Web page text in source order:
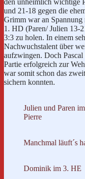
und 21-18 gegen die
Grimm war an Spannung
1. HD (Paren/ Julien 13-
3:3 zu holen. In einem
Nachwuchstalent über
aufzwingen. Doch
Partie erfolgreich zur
war somit schon das
sichern konnten.
Julien und Paren
Pierre
Manchmal läuft´s
Dominik im 3. HE